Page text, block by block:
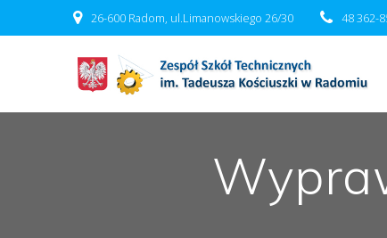
do
26-600 Radom, ul.Limanowskiego 26/30 48 362-